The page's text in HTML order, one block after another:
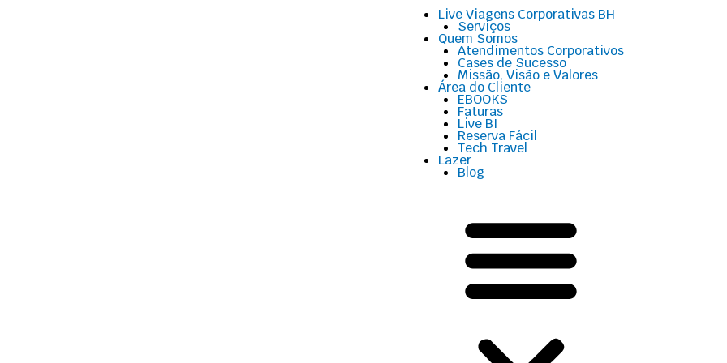
Live Viagens Corporativas BH
Serviços
Quem Somos
Atendimentos Corporativos
Cases de Sucesso
Missão, Visão e Valores
Área do Cliente
EBOOKS
Faturas
Live BI
Reserva Fácil
Tech Travel
Lazer
Blog